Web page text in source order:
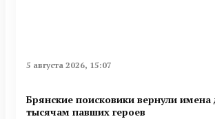
5 августа 2026, 15:07
Брянские поисковики вернули имена
тысячам павших героев